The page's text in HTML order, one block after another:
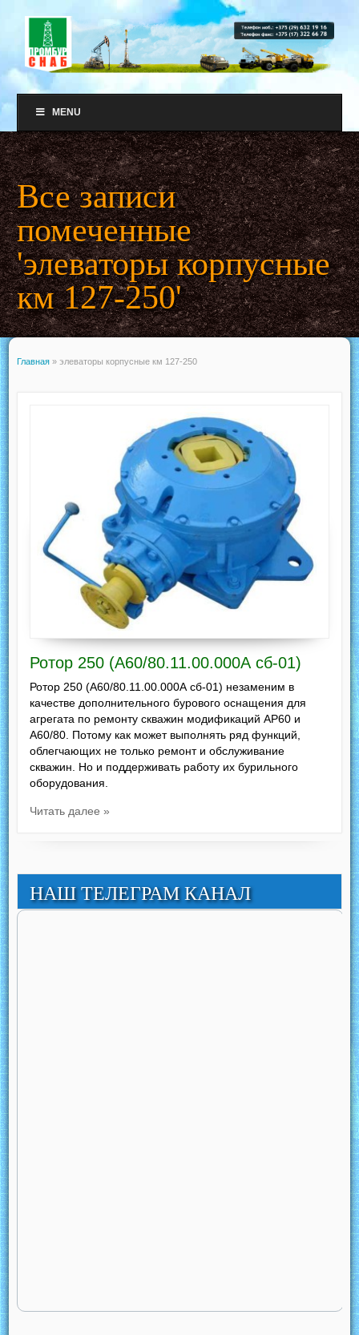
MENU
Все записи
помеченные
'элеваторы корпусные
км 127-250'
Главная » элеваторы корпусные км 127-250
Ротор 250 (А60/80.11.00.000А сб-01)
Ротор 250 (А60/80.11.00.000А сб-01) незаменим в
качестве дополнительного бурового оснащения для
агрегата по ремонту скважин модификаций АР60 и
А60/80. Потому как может выполнять ряд функций,
облегчающих не только ремонт и обслуживание
скважин. Но и поддерживать работу их бурильного
оборудования.
Читать далее »
НАШ ТЕЛЕГРАМ КАНАЛ